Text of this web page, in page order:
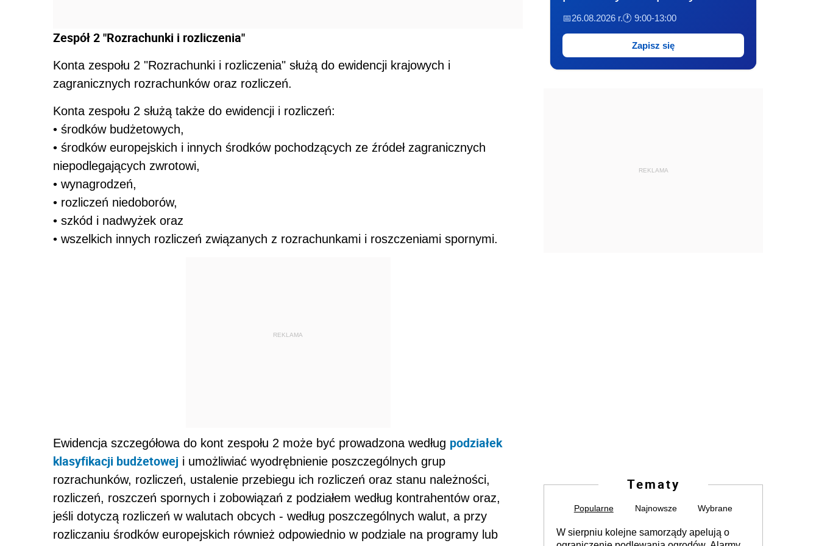
Zespół 2 "Rozrachunki i rozliczenia"
Konta zespołu 2 "Rozrachunki i rozliczenia" służą do ewidencji krajowych i
zagranicznych rozrachunków oraz rozliczeń.
Konta zespołu 2 służą także do ewidencji i rozliczeń:
• środków budżetowych,
• środków europejskich i innych środków pochodzących ze źródeł zagranicznych
niepodlegających zwrotowi,
• wynagrodzeń,
• rozliczeń niedoborów,
• szkód i nadwyżek oraz
• wszelkich innych rozliczeń związanych z rozrachunkami i roszczeniami spornymi.
REKLAMA
Ewidencja szczegółowa do kont zespołu 2 może być prowadzona według podziałek
klasyfikacji budżetowej i umożliwiać wyodrębnienie poszczególnych grup
rozrachunków, rozliczeń, ustalenie przebiegu ich rozliczeń oraz stanu należności,
rozliczeń, roszczeń spornych i zobowiązań z podziałem według kontrahentów oraz,
jeśli dotyczą rozliczeń w walutach obcych - według poszczególnych walut, a przy
rozliczaniu środków europejskich również odpowiednio w podziale na programy lub
📅26.08.2026 r.🕐 9:00-13:00
Zapisz się
REKLAMA
Tematy
Popularne Najnowsze Wybrane
W sierpniu kolejne samorządy apelują o